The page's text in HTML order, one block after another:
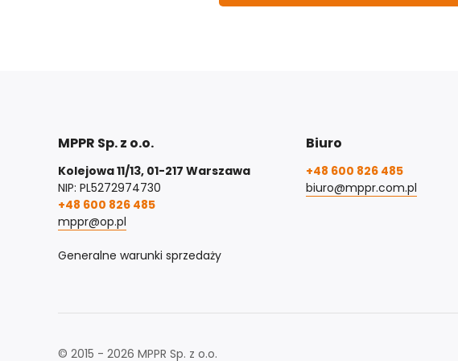
MPPR Sp. z o.o.
Kolejowa 11/13, 01-217 Warszawa
NIP: PL5272974730
+48 600 826 485
mppr@op.pl
Generalne warunki sprzedaży
Biuro
+48 600 826 485
biuro@mppr.com.pl
© 2015 - 2026 MPPR Sp. z o.o.